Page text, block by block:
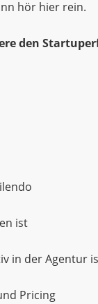
hör hier rein.
den
ist
in der Agentur
Pricing